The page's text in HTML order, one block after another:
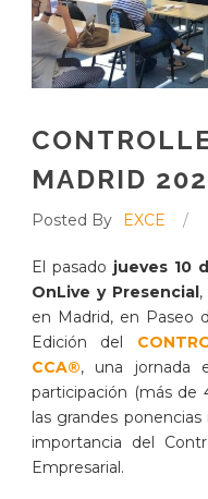
MADRID
Posted By EXCE /
El pasado jueves 10
OnLive y Presencial
en Madrid, en Paseo
Edición del
CCA®, una jornada
participación (más de
las grandes
importancia del
Empresarial.